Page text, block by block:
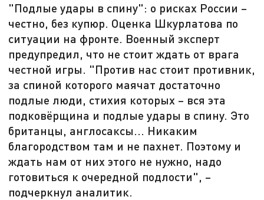
"Подлые удары в спину": о рисках России –
честно, без купюр. Оценка Шкурлатова по
ситуации на фронте. Военный эксперт
предупредил, что не стоит ждать от врага
честной игры. "Против нас стоит противник,
за спиной которого маячат достаточно
подлые люди, стихия которых – вся эта
подковёрщина и подлые удары в спину. Это
британцы, англосаксы... Никаким
благородством там и не пахнет. Поэтому и
ждать нам от них этого не нужно, надо
готовиться к очередной подлости", –
подчеркнул аналитик.